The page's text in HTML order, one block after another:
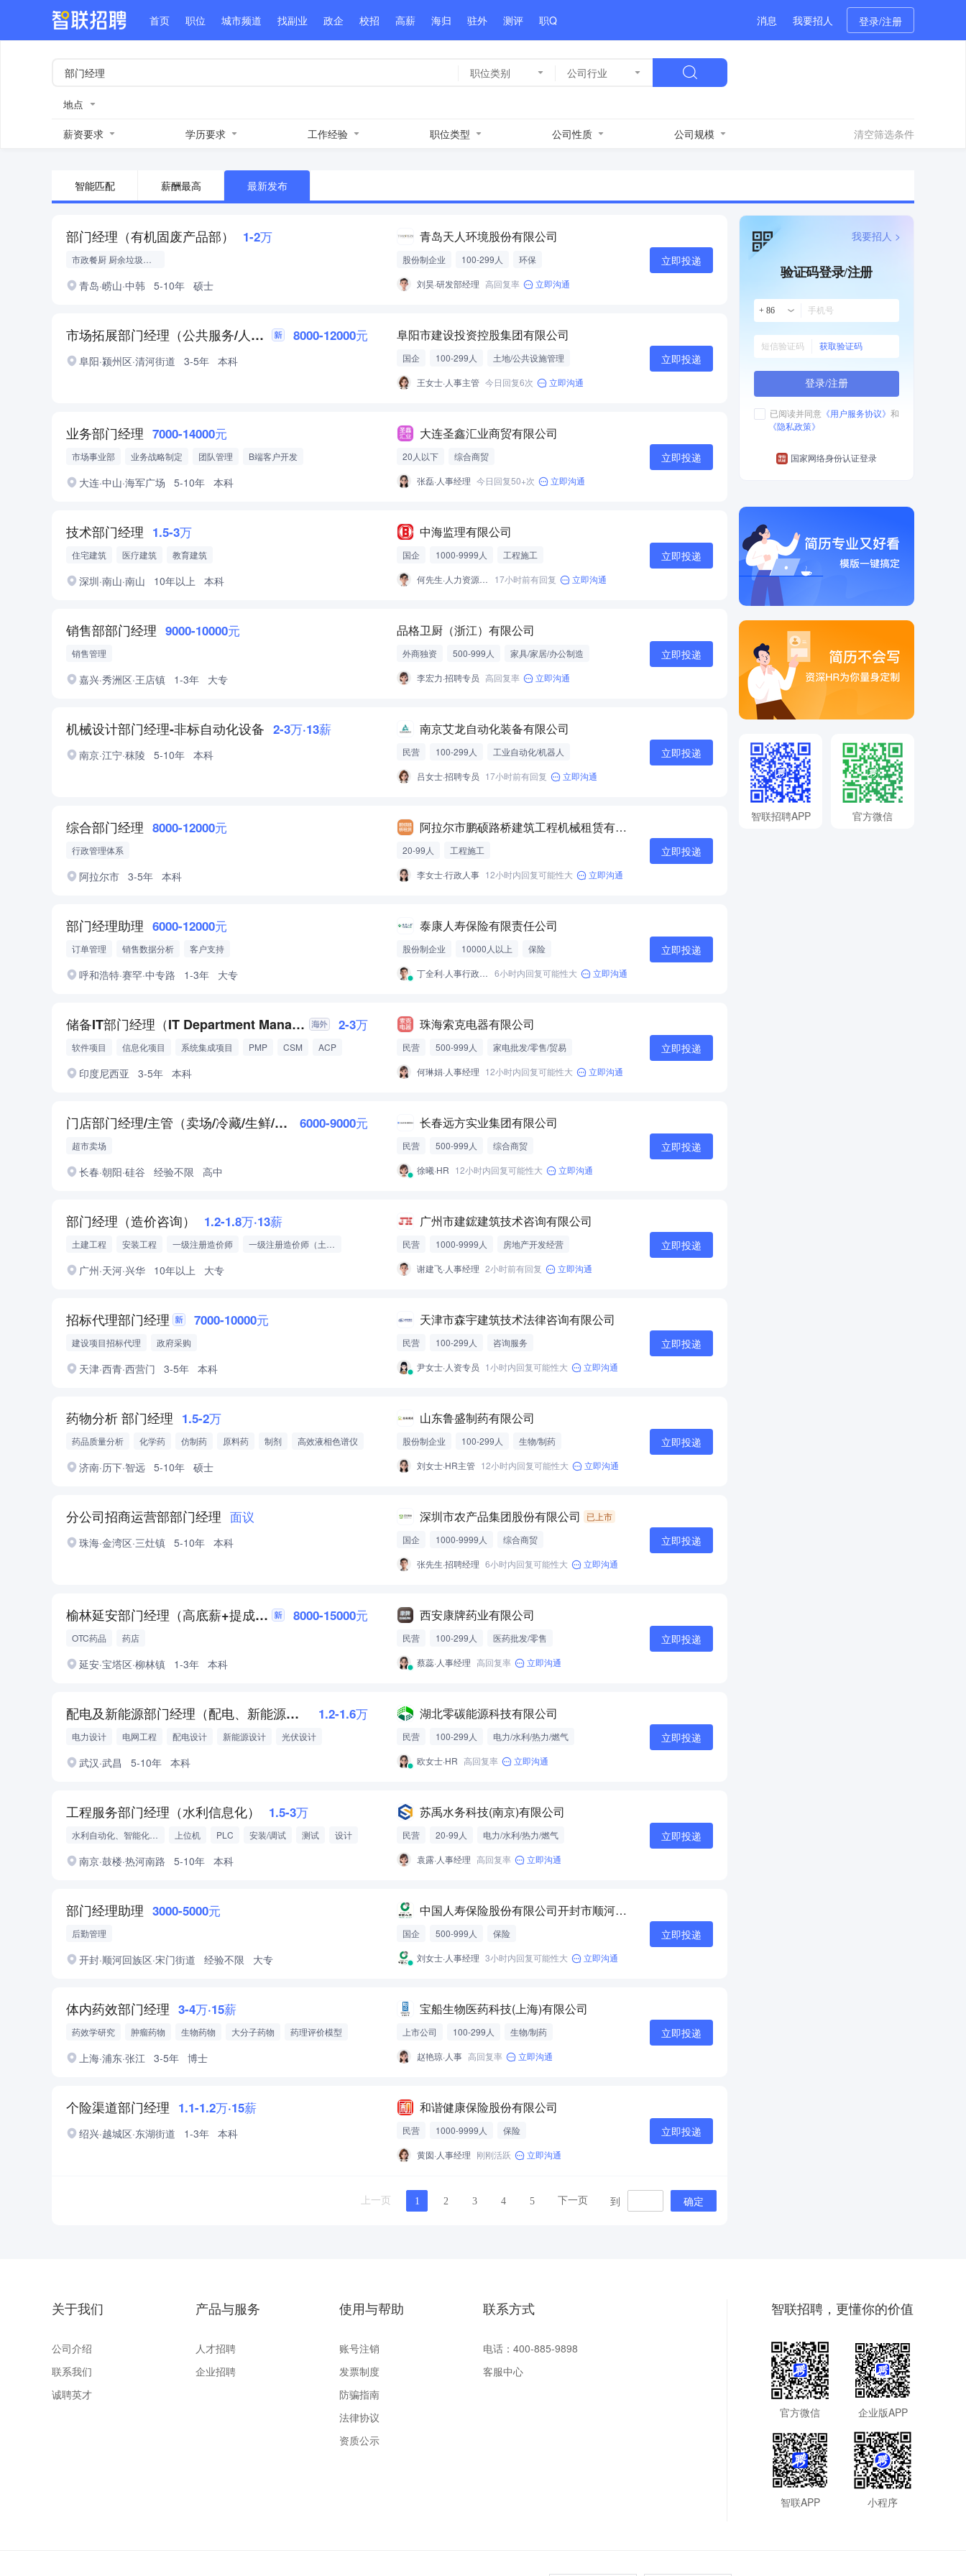
首页 职位 城市频道 找副业 政企 校招 高薪 海归 驻外 测评 职Q 消息 我要招人 登录/注册
职位类别 公司行业
地点
薪资要求 学历要求 工作经验 职位类型 公司性质 公司规模 清空筛选条件
智能匹配 薪酬最高 最新发布
部门经理（有机固废产品部） 1-2万
市政餐厨 厨余垃圾处置
青岛·崂山·中韩 5-10年 硕士
青岛天人环境股份有限公司
股份制企业 100-299人
环保
刘昊·研发部经理 高回复率 立即沟通
立即投递
市场拓展部门经理（公共服务/人力资源方向） 8000-12000元
阜阳·颍州区·清河街道 3-5年 本科
阜阳市建设投资控股集团有限公司
国企 100-299人
土地/公共设施管理
王女士·人事主管 今日回复6次 立即沟通
立即投递
业务部门经理 7000-14000元
市场事业部 业务战略制定 团队管理 B端客户开发
大连·中山·海军广场 5-10年 本科
大连圣鑫汇业商贸有限公司
20人以下
综合商贸
张磊·人事经理 今日回复50+次 立即沟通
立即投递
技术部门经理 1.5-3万
住宅建筑 医疗建筑 教育建筑
深圳·南山·南山 10年以上 本科
中海监理有限公司
国企 1000-9999人
工程施工
何先生·人力资源副经理
17小时前有回复 立即沟通
立即投递
销售部部门经理 9000-10000元
销售管理
嘉兴·秀洲区·王店镇 1-3年 大专
品格卫厨（浙江）有限公司
外商独资 500-999人
家具/家居/办公制造
李宏力·招聘专员 高回复率 立即沟通
立即投递
机械设计部门经理-非标自动化设备 2-3万·13薪
南京·江宁·秣陵 5-10年 本科
南京艾龙自动化装备有限公司
民营 100-299人
工业自动化/机器人
吕女士·招聘专员 17小时前有回复 立即沟通
立即投递
综合部门经理 8000-12000元
行政管理体系
阿拉尔市 3-5年 本科
阿拉尔市鹏硕路桥建筑工程机械租赁有限公司
20-99人
工程施工
李女士·行政人事 12小时内回复可能性大 立即沟通
立即投递
部门经理助理 6000-12000元
订单管理 销售数据分析 客户支持
呼和浩特·赛罕·中专路 1-3年 大专
泰康人寿保险有限责任公司
股份制企业 10000人以上
保险
丁全利·人事行政经理 6小时内回复可能性大 立即沟通
立即投递
储备IT部门经理（IT Department Manager） 2-3万
软件项目 信息化项目 系统集成项目 PMP CSM ACP
印度尼西亚 3-5年 本科
珠海索克电器有限公司
民营 500-999人
家电批发/零售/贸易
何琳娟·人事经理 12小时内回复可能性大 立即沟通
立即投递
门店部门经理/主管（卖场/冷藏/生鲜/前台/肉品） 6000-9000元
超市卖场
长春·朝阳·硅谷 经验不限 高中
长春远方实业集团有限公司
民营 500-999人
综合商贸
徐曦·HR 12小时内回复可能性大 立即沟通
立即投递
部门经理（造价咨询） 1.2-1.8万·13薪
土建工程 安装工程 一级注册造价师
一级注册造价师（土木建筑）
广州·天河·兴华 10年以上 大专
广州市建鋐建筑技术咨询有限公司
民营 1000-9999人
房地产开发经营
谢建飞·人事经理 2小时前有回复 立即沟通
立即投递
招标代理部门经理 7000-10000元
建设项目招标代理 政府采购
天津·西青·西营门 3-5年 本科
天津市森宇建筑技术法律咨询有限公司
民营 100-299人
咨询服务
尹女士·人资专员 1小时内回复可能性大 立即沟通
立即投递
药物分析 部门经理 1.5-2万
药品质量分析 化学药 仿制药 原料药 制剂
高效液相色谱仪
济南·历下·智远 5-10年 硕士
山东鲁盛制药有限公司
股份制企业 100-299人
生物/制药
刘女士·HR主管 12小时内回复可能性大 立即沟通
立即投递
分公司招商运营部部门经理 面议
珠海·金湾区·三灶镇 5-10年 本科
深圳市农产品集团股份有限公司
已上市
国企
1000-9999人
综合商贸
张先生·招聘经理 6小时内回复可能性大 立即沟通
立即投递
榆林延安部门经理（高底薪+提成+五险+差旅报销） 8000-15000元
OTC药品 药店
延安·宝塔区·柳林镇 1-3年 本科
西安康牌药业有限公司
民营 100-299人
医药批发/零售
蔡蕊·人事经理 高回复率 立即沟通
立即投递
配电及新能源部门经理（配电、新能源设计） 1.2-1.6万
电力设计 电网工程 配电设计 新能源设计 光伏设计
武汉·武昌 5-10年 本科
湖北零碳能源科技有限公司
民营 100-299人
电力/水利/热力/燃气
欧女士·HR 高回复率 立即沟通
立即投递
工程服务部门经理（水利信息化） 1.5-3万
水利自动化、智能化、信息化 上位机 PLC 安装/调试 测试 设计
南京·鼓楼·热河南路 5-10年 本科
苏禹水务科技(南京)有限公司
民营 20-99人
电力/水利/热力/燃气
袁露·人事经理 高回复率 立即沟通
立即投递
部门经理助理 3000-5000元
后勤管理
开封·顺河回族区·宋门街道 经验不限 大专
中国人寿保险股份有限公司开封市顺河支公司(客户服务部)
国企 500-999人
保险
刘女士·人事经理 3小时内回复可能性大 立即沟通
立即投递
体内药效部门经理 3-4万·15薪
药效学研究 肿瘤药物 生物药物 大分子药物
药理评价模型
上海·浦东·张江 3-5年 博士
宝船生物医药科技(上海)有限公司
上市公司 100-299人
生物/制药
赵艳琼·人事 高回复率 立即沟通
立即投递
个险渠道部门经理 1.1-1.2万·15薪
绍兴·越城区·东湖街道 1-3年 本科
和谐健康保险股份有限公司
民营 1000-9999人
保险
黄囡·人事经理 刚刚活跃 立即沟通
立即投递
上一页 1 2 3 4 5 下一页 到 确定
验证码登录/注册
+ 86
获取验证码
登录/注册
已阅读并同意 《用户服务协议》 和
《隐私政策》
国家网络身份认证登录
我要招人 >
智联招聘APP 官方微信
关于我们
公司介绍
联系我们
诚聘英才
产品与服务
人才招聘
企业招聘
使用与帮助
账号注销
发票制度
防骗指南
法律协议
资质公示
联系方式
电话：400-885-9898
客服中心
智联招聘，更懂你的价值
官方微信 企业版APP
智联APP 小程序